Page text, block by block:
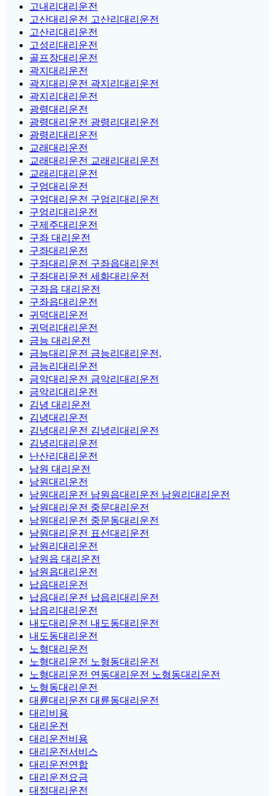
고내리대리운전
고산대리운전 고산리대리운전
고산리대리운전
고성리대리운전
골프장대리운전
곽지대리운전
곽지대리운전 곽지리대리운전
곽지리대리운전
광령대리운전
광령대리운전 광령리대리운전
광령리대리운전
교래대리운전
교래대리운전 교래리대리운전
교래리대리운전
구엄대리운전
구엄대리운전 구엄리대리운전
구엄리대리운전
구제주대리운전
구좌 대리운전
구좌대리운전
구좌대리운전 구좌읍대리운전
구좌대리운전 세화대리운전
구좌읍 대리운전
구좌읍대리운전
귀덕대리운전
귀덕리대리운전
금능 대리운전
금능대리운전 금능리대리운전,
금능리대리운전
금악대리운전 금악리대리운전
금악리대리운전
김녕 대리운전
김녕대리운전
김녕대리운전 김녕리대리운전
김녕리대리운전
난산리대리운전
남원 대리운전
남원대리운전
남원대리운전 남원읍대리운전 남원리대리운전
남원대리운전 중문대리운전
남원대리운전 중문동대리운전
남원대리운전 표선대리운전
남원리대리운전
남원읍 대리운전
남원읍대리운전
납읍대리운전
납읍대리운전 납읍리대리운전
납읍리대리운전
내도대리운전 내도동대리운전
내도동대리운전
노형대리운전
노형대리운전 노형동대리운전
노형대리운전 연동대리운전 노형동대리운전
노형동대리운전
대륜대리운전 대륜동대리운전
대리비용
대리운전
대리운전비용
대리운전서비스
대리운전연합
대리운전요금
대정대리운전